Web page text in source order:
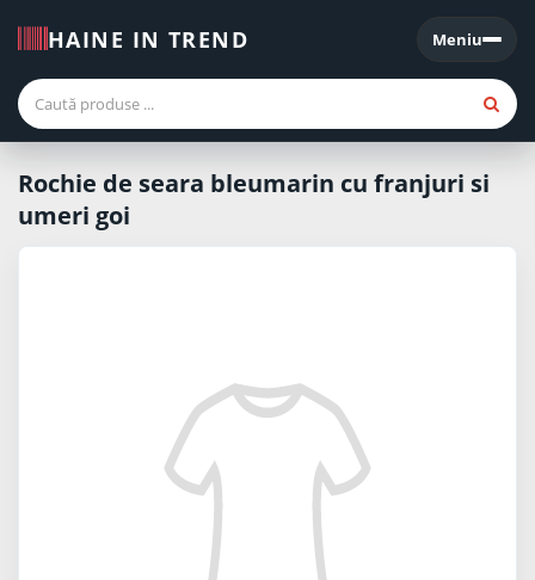
HAINE IN TREND Meniu
Meniu
Rochie de seara bleumarin cu franjuri si
umeri goi